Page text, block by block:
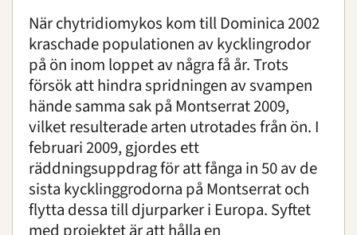
Konferens
Om oss | Öppettider | Press
Sök
När chytridiomykos kom till Dominica 2002
kraschade populationen av kycklingrodor
på ön inom loppet av några få år. Trots
försök att hindra spridningen av svampen
hände samma sak på Montserrat 2009,
vilket resulterade arten utrotades från ön. I
februari 2009, gjordes ett
räddningsuppdrag för att fånga in 50 av de
sista kycklinggrodorna på Montserrat och
flytta dessa till djurparker i Europa. Syftet